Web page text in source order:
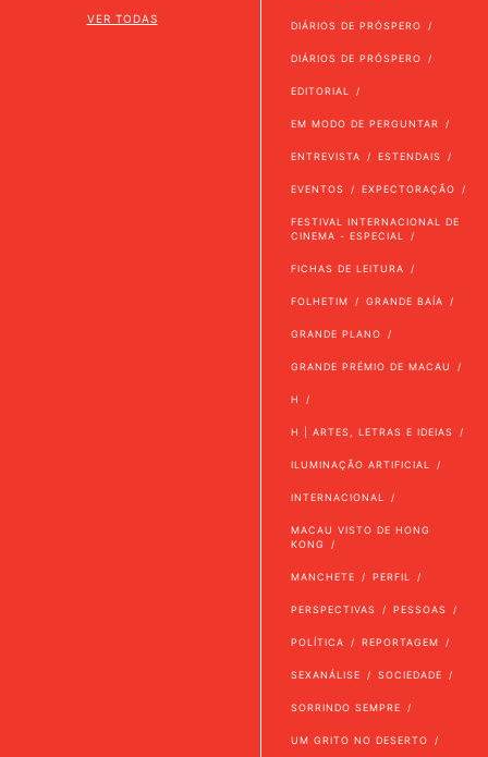
VER TODAS
DIÁRIOS DE PRÓSPERO
DIÁRIOS DE PRÓSPERO
EDITORIAL
EM MODO DE PERGUNTAR
ENTREVISTA ESTENDAIS
EVENTOS EXPECTORAÇÃO
FESTIVAL INTERNACIONAL DE
CINEMA - ESPECIAL
FICHAS DE LEITURA
FOLHETIM GRANDE BAÍA
GRANDE PLANO
GRANDE PRÉMIO DE MACAU
H
H | ARTES, LETRAS E IDEIAS
ILUMINAÇÃO ARTIFICIAL
INTERNACIONAL
MACAU VISTO DE HONG
KONG
MANCHETE PERFIL
PERSPECTIVAS PESSOAS
POLÍTICA REPORTAGEM
SEXANÁLISE SOCIEDADE
SORRINDO SEMPRE
UM GRITO NO DESERTO